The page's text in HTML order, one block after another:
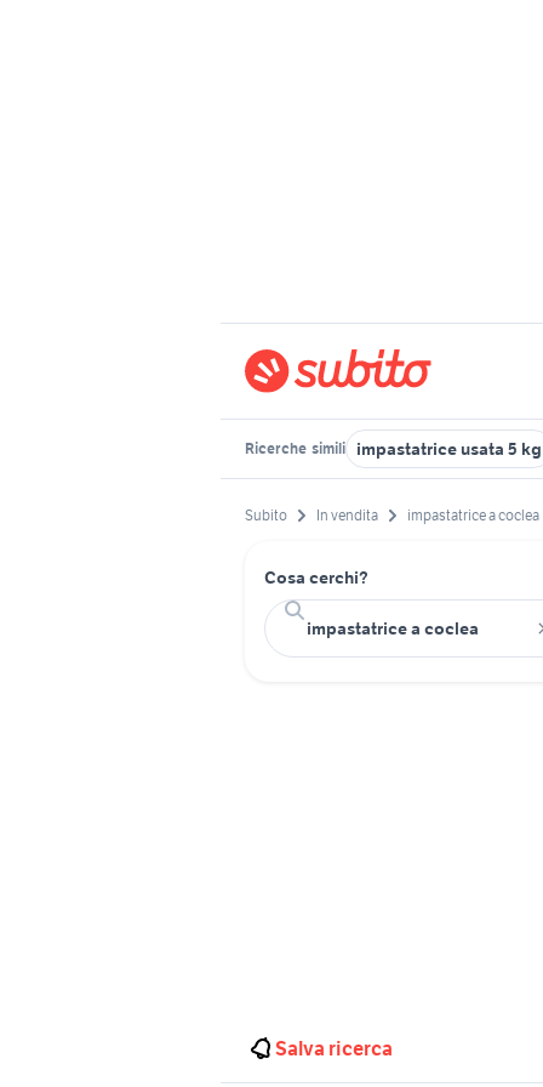
Ricerche simili impastatrice usata 5 kg
Subito In vendita impastatrice a coclea
Cosa cerchi?
Salva ricerca